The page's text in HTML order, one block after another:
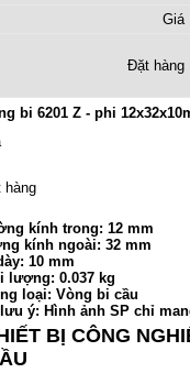
Giá
Đặt hàng
bi 6201 Z - phi
hàng
kính trong: 12 mm
kính ngoài: 32 mm
10 mm
lượng: 0.037 kg
loại: Vòng bi cầu
ý: Hình ảnh SP chỉ
BỊ CÔNG